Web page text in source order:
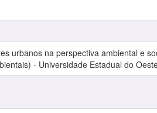
urbanos na perspectiva ambiental e
- Universidade Estadual do